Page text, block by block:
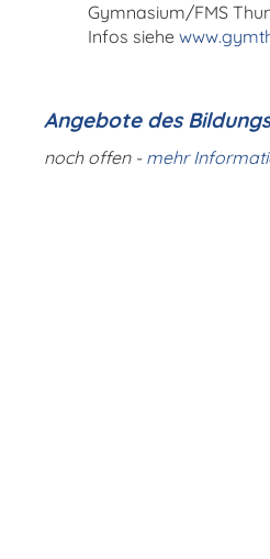
Gymnasium/FMS
Infos siehe
Angebote des
noch offen - mehr